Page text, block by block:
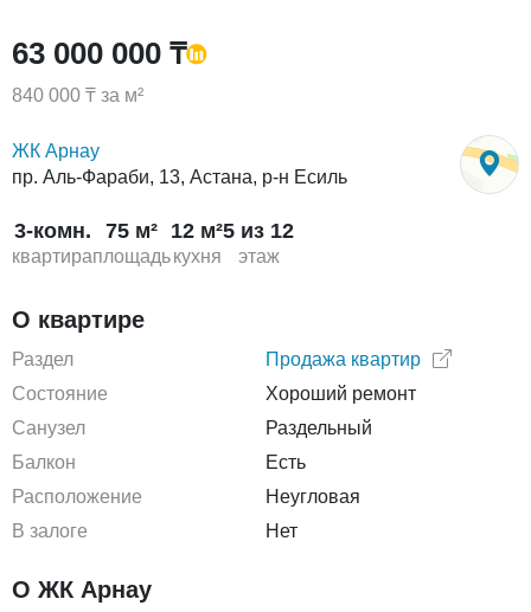
63 000 000 ₸
840 000 ₸ за м²
ЖК Арнау
пр. Аль-Фараби, 13, Астана, р-н Есиль
3-комн.
квартира
75 м²
площадь
12 м²
кухня
5 из 12
этаж
О квартире
Раздел
Продажа квартир
Состояние
Хороший ремонт
Санузел
Раздельный
Балкон
Есть
Расположение
Неугловая
В залоге
Нет
О ЖК Арнау